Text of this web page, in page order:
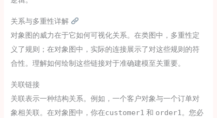
关系与多重性详解
对象图的威力在于它如何可视化关系。在类图中，多重性定
义了规则；在对象图中，实际的连接展示了对这些规则的符
合性。理解如何绘制这些链接对于准确建模至关重要。
关联链接
关联表示一种结构关系。例如，一个客户对象与一个订单对
象相关联。在对象图中，你在customer1 和 order1 。您必